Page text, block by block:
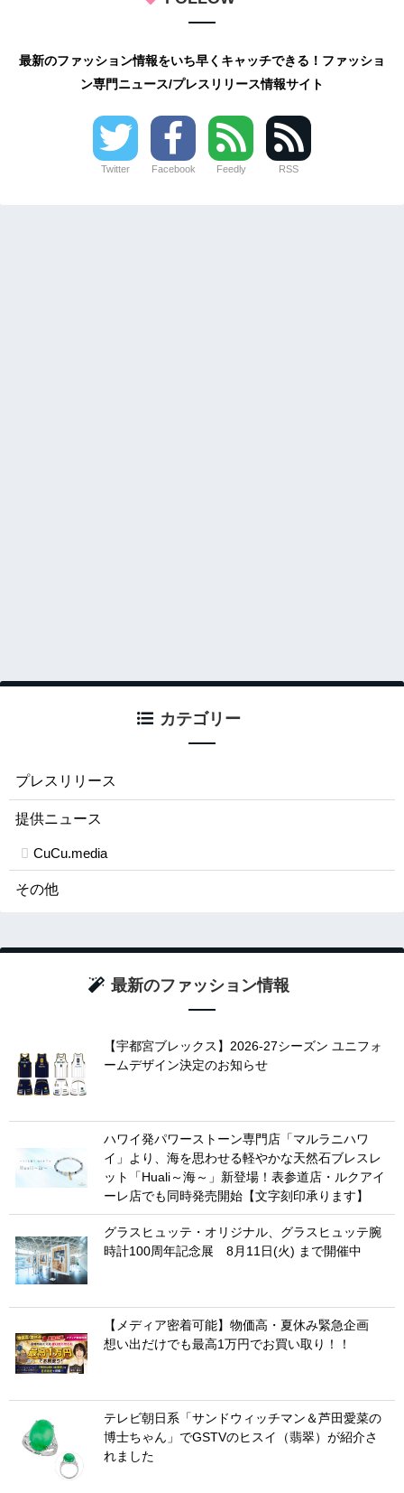
最新のファッション情報をいち早くキャッチできる！ファッショ
ン専門ニュース/プレスリリース情報サイト
Twitter Facebook Feedly RSS
カテゴリー
プレスリリース
提供ニュース
CuCu.media
その他
最新のファッション情報
【宇都宮ブレックス】2026-27シーズン ユニフォ
ームデザイン決定のお知らせ
ハワイ発パワーストーン専門店「マルラニハワ
イ」より、海を思わせる軽やかな天然石ブレスレ
ット「Huali～海～」新登場！表参道店・ルクアイ
ーレ店でも同時発売開始【文字刻印承ります】
グラスヒュッテ・オリジナル、グラスヒュッテ腕
時計100周年記念展 8月11日(火) まで開催中
【メディア密着可能】物価高・夏休み緊急企画
想い出だけでも最高1万円でお買い取り！！
テレビ朝日系「サンドウィッチマン＆芦田愛菜の
博士ちゃん」でGSTVのヒスイ（翡翠）が紹介さ
れました